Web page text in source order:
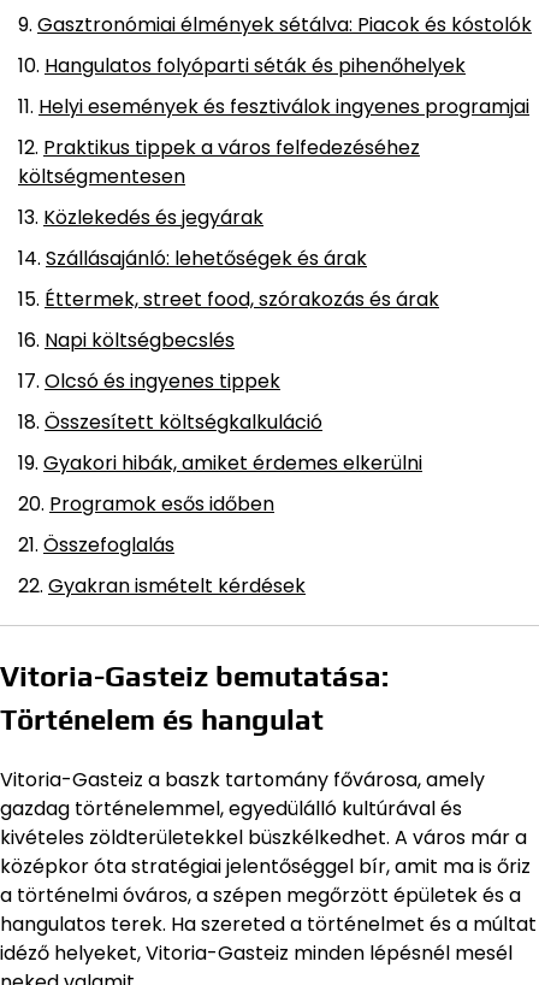
Gasztronómiai élmények sétálva: Piacok és kóstolók
Hangulatos folyóparti séták és pihenőhelyek
Helyi események és fesztiválok ingyenes programjai
Praktikus tippek a város felfedezéséhez
költségmentesen
Közlekedés és jegyárak
Szállásajánló: lehetőségek és árak
Éttermek, street food, szórakozás és árak
Napi költségbecslés
Olcsó és ingyenes tippek
Összesített költségkalkuláció
Gyakori hibák, amiket érdemes elkerülni
Programok esős időben
Összefoglalás
Gyakran ismételt kérdések
Vitoria-Gasteiz bemutatása:
Történelem és hangulat
Vitoria-Gasteiz a baszk tartomány fővárosa, amely
gazdag történelemmel, egyedülálló kultúrával és
kivételes zöldterületekkel büszkélkedhet. A város már a
középkor óta stratégiai jelentőséggel bír, amit ma is őriz
a történelmi óváros, a szépen megőrzött épületek és a
hangulatos terek. Ha szereted a történelmet és a múltat
idéző helyeket, Vitoria-Gasteiz minden lépésnél mesél